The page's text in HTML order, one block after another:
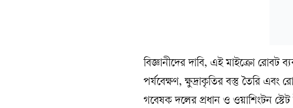
বিজ্ঞানীদের দাবি, এই মাইক্রো রোবট
পর্যবেক্ষণ, ক্ষুদ্রাকৃতির বস্তু তৈরি এবং
গবেষক দলের প্রধান ও ওয়াশিংটন স্টেট